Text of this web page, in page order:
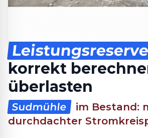
korrekt
überlasten
Sudmühle
im Bestand:
durchdachter